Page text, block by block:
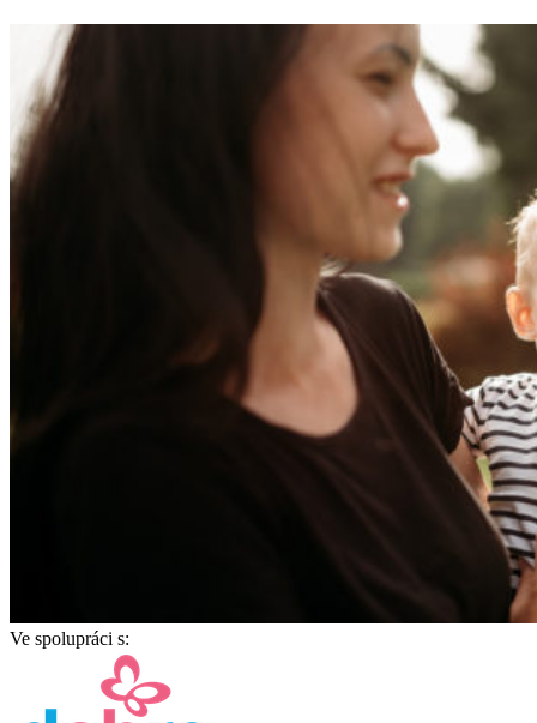
Ve spolupráci s: